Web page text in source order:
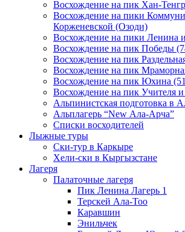
Восхождение на пик Хан-
Восхождение на пики
Корженевской (Озоди)
Восхождение на пики Ленина
Восхождение на пик Победы
Восхождение на пик
Восхождение на пик
Восхождение на пик Юхина
Восхождение на пик Учителя
Альпинистская подготовка в
Альплагерь “New Ала-Арча”
Списки восходителей
Лыжные туры
Ски-тур в Каркыре
Хели-ски в Кыргызстане
Лагеря
Палаточные лагеря
Пик Ленина Лагерь 1
Терскей Ала-Тоо
Каравшин
Энильчек